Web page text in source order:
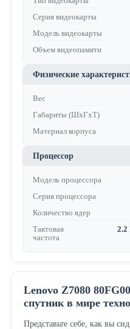
Серия видеокарты
Модель видеокарты
Объем видеопамяти
Физические
Вес
Габариты (ШхГхТ)
Материал корпуса
Процессор
Модель процессора
Серия процессора
Количество ядер
Тактовая
частота
2.2
Lenovo Z7080
спутник в мире
Представьте себе, как вы